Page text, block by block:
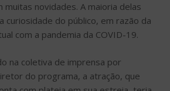
muitas novidades. A maioria delas
curiosidade do público, em razão da
com a pandemia da COVID-19.
na coletiva de imprensa por
do programa, a atração, que